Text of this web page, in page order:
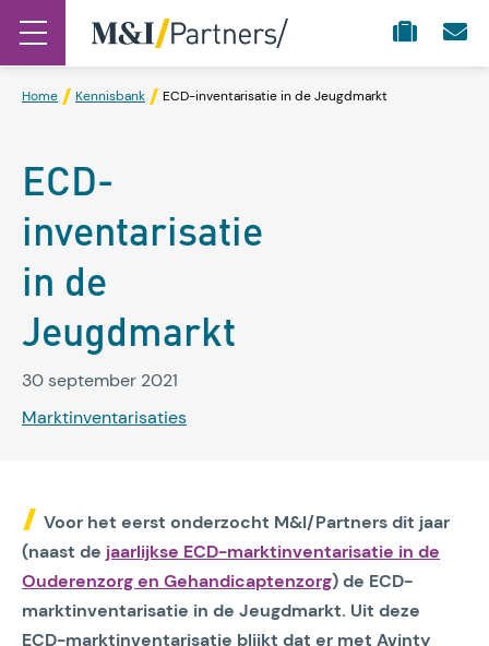
Home Kennisbank ECD-inventarisatie in de Jeugdmarkt
ECD-
inventarisatie
in de
Jeugdmarkt
30 september 2021
Marktinventarisaties
Voor het eerst onderzocht M&I/Partners dit jaar
(naast de jaarlijkse ECD-marktinventarisatie in de
Ouderenzorg en Gehandicaptenzorg) de ECD-
marktinventarisatie in de Jeugdmarkt. Uit deze
ECD-marktinventarisatie blijkt dat er met Avinty